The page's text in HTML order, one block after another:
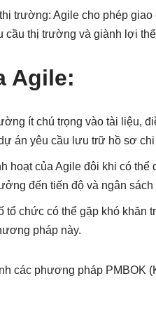
trường: Agile cho phép
cầu thị trường và giành lợi
Agile:
ít chú trọng vào tài liệu,
án yêu cầu lưu trữ hồ sơ chi
hoạt của Agile đôi khi có
đến tiến độ và ngân sách
tổ chức có thể gặp khó
pháp này.
các phương pháp PMBOK